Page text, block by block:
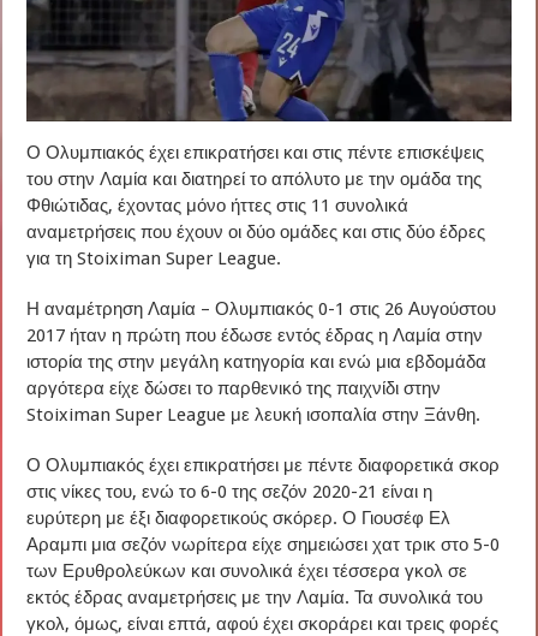
Ο Ολυμπιακός έχει επικρατήσει και στις πέντε επισκέψεις
του στην Λαμία και διατηρεί το απόλυτο με την ομάδα της
Φθιώτιδας, έχοντας μόνο ήττες στις 11 συνολικά
αναμετρήσεις που έχουν οι δύο ομάδες και στις δύο έδρες
για τη Stoiximan Super League.
Η αναμέτρηση Λαμία – Ολυμπιακός 0-1 στις 26 Αυγούστου
2017 ήταν η πρώτη που έδωσε εντός έδρας η Λαμία στην
ιστορία της στην μεγάλη κατηγορία και ενώ μια εβδομάδα
αργότερα είχε δώσει το παρθενικό της παιχνίδι στην
Stoiximan Super League με λευκή ισοπαλία στην Ξάνθη.
Ο Ολυμπιακός έχει επικρατήσει με πέντε διαφορετικά σκορ
στις νίκες του, ενώ το 6-0 της σεζόν 2020-21 είναι η
ευρύτερη με έξι διαφορετικούς σκόρερ. Ο Γιουσέφ Ελ
Αραμπι μια σεζόν νωρίτερα είχε σημειώσει χατ τρικ στο 5-0
των Ερυθρολεύκων και συνολικά έχει τέσσερα γκολ σε
εκτός έδρας αναμετρήσεις με την Λαμία. Τα συνολικά του
γκολ, όμως, είναι επτά, αφού έχει σκοράρει και τρεις φορές